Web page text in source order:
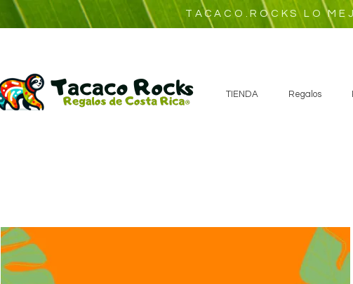
TACACO.ROCKS LO
TIENDA Regalos